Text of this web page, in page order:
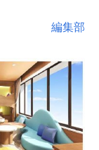
編集部